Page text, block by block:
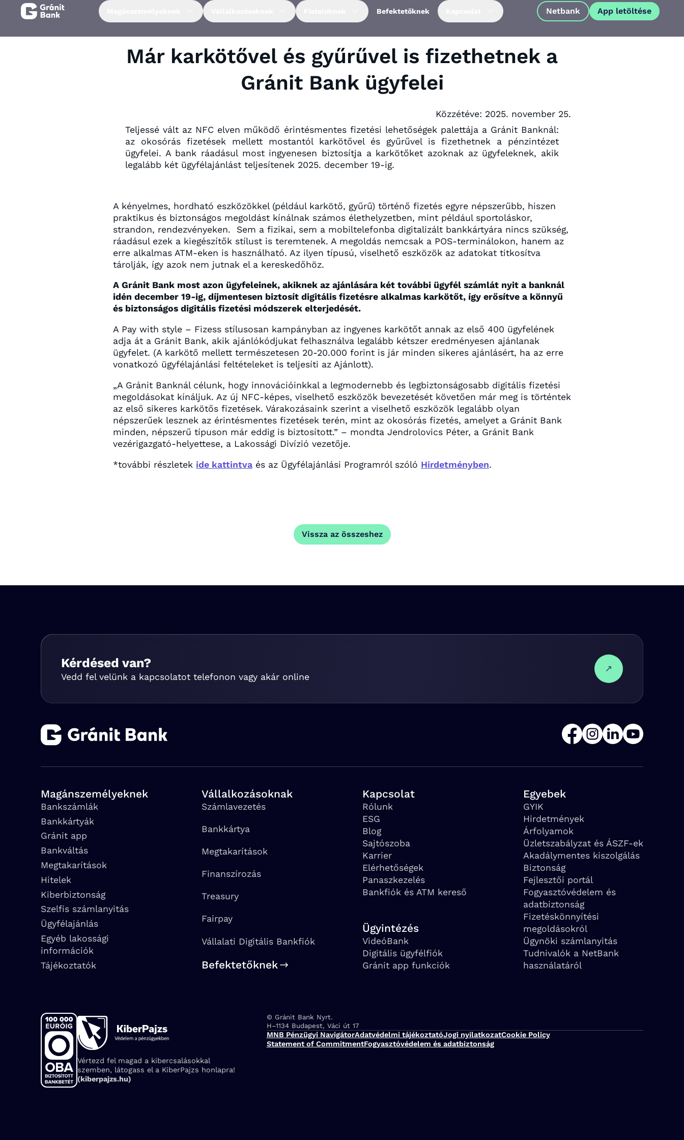
Befektetőknek Netbank App letöltése
Netbank App letöltése
Már karkötővel és gyűrűvel is fizethetnek a
Gránit Bank ügyfelei
Közzétéve: 2025. november 25.
Teljessé vált az NFC elven működő érintésmentes fizetési lehetőségek palettája a Gránit Banknál:
az okosórás fizetések mellett mostantól karkötővel és gyűrűvel is fizethetnek a pénzintézet
ügyfelei. A bank ráadásul most ingyenesen biztosítja a karkötőket azoknak az ügyfeleknek, akik
legalább két ügyfélajánlást teljesítenek 2025. december 19-ig.
A kényelmes, hordható eszközökkel (például karkötő, gyűrű) történő fizetés egyre népszerűbb, hiszen
praktikus és biztonságos megoldást kínálnak számos élethelyzetben, mint például sportoláskor,
strandon, rendezvényeken. Sem a fizikai, sem a mobiltelefonba digitalizált bankkártyára nincs szükség,
ráadásul ezek a kiegészítők stílust is teremtenek. A megoldás nemcsak a POS-terminálokon, hanem az
erre alkalmas ATM-eken is használható. Az ilyen típusú, viselhető eszközök az adatokat titkosítva
tárolják, így azok nem jutnak el a kereskedőhöz.
A Gránit Bank most azon ügyfeleinek, akiknek az ajánlására két további ügyfél számlát nyit a banknál
idén december 19-ig, díjmentesen biztosít digitális fizetésre alkalmas karkötőt, így erősítve a könnyű
és biztonságos digitális fizetési módszerek elterjedését.
A Pay with style – Fizess stílusosan kampányban az ingyenes karkötőt annak az első 400 ügyfelének
adja át a Gránit Bank, akik ajánlókódjukat felhasználva legalább kétszer eredményesen ajánlanak
ügyfelet. (A karkötő mellett természetesen 20-20.000 forint is jár minden sikeres ajánlásért, ha az erre
vonatkozó ügyfélajánlási feltételeket is teljesíti az Ajánlott).
„A Gránit Banknál célunk, hogy innovációinkkal a legmodernebb és legbiztonságosabb digitális fizetési
megoldásokat kínáljuk. Az új NFC-képes, viselhető eszközök bevezetését követően már meg is történtek
az első sikeres karkötős fizetések. Várakozásaink szerint a viselhető eszközök legalább olyan
népszerűek lesznek az érintésmentes fizetések terén, mint az okosórás fizetés, amelyet a Gránit Bank
minden, népszerű típuson már eddig is biztosított.” – mondta Jendrolovics Péter, a Gránit Bank
vezérigazgató-helyettese, a Lakossági Divízió vezetője.
*további részletek ide kattintva és az Ügyfélajánlási Programról szóló Hirdetményben.
Vissza az összeshez
Kérdésed van?
Vedd fel velünk a kapcsolatot telefonon vagy akár online
Magánszemélyeknek
Bankszámlák
Bankkártyák
Gránit app
Bankváltás
Megtakarítások
Hitelek
Kiberbiztonság
Szelfis számlanyitás
Ügyfélajánlás
Egyéb lakossági
információk
Tájékoztatók
Vállalkozásoknak
Számlavezetés
Bankkártya
Megtakarítások
Finanszírozás
Treasury
Fairpay
Vállalati Digitális Bankfiók
Befektetőknek
Kapcsolat
Rólunk
ESG
Blog
Sajtószoba
Karrier
Elérhetőségek
Panaszkezelés
Bankfiók és ATM kereső
Ügyintézés
VideóBank
Digitális ügyfélfiók
Gránit app funkciók
Egyebek
GYIK
Hirdetmények
Árfolyamok
Üzletszabályzat és ÁSZF-ek
Akadálymentes kiszolgálás
Biztonság
Fejlesztői portál
Fogyasztóvédelem és
adatbiztonság
Fizetéskönnyítési
megoldásokról
Ügynöki számlanyitás
Tudnivalók a NetBank
használatáról
Vértezd fel magad a kibercsalásokkal
szemben, látogass el a KiberPajzs honlapra!
(kiberpajzs.hu)
© Gránit Bank Nyrt.
Cím:
H–1134 Budapest, Váci út 17
MNB Pénzügyi NavigátorAdatvédelmi tájékoztatóJogi nyilatkozatCookie Policy
Statement of CommitmentFogyasztóvédelem és adatbiztonság